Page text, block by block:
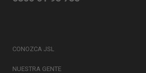
CONOZCA JSL
NUESTRA GENTE